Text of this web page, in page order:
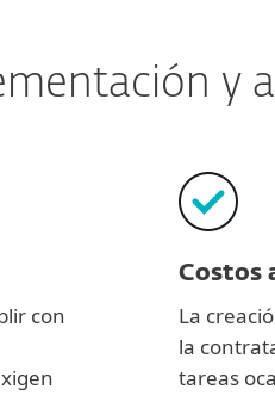
y
con
Costos
La
la
tareas